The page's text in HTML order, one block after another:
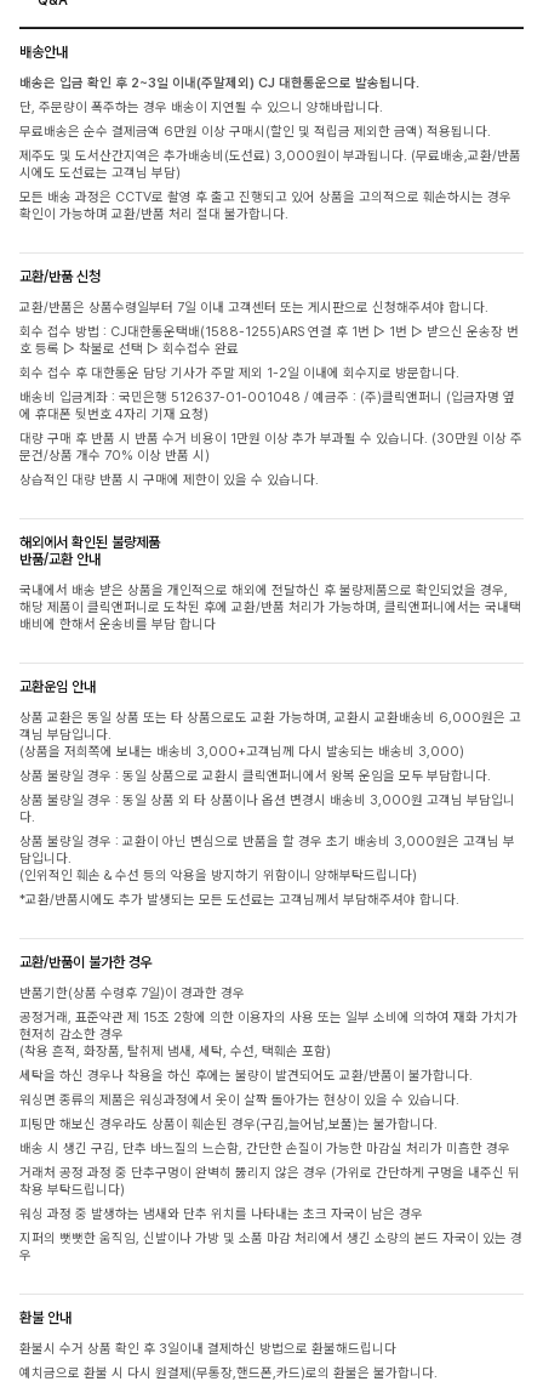
배송안내
배송은 입금 확인 후 2~3일 이내(주말제외) CJ 대한통운으로 발송됩니다.
단, 주문량이 폭주하는 경우 배송이 지연될 수 있으니 양해바랍니다.
무료배송은 순수 결제금액 6만원 이상 구매시(할인 및 적립금 제외한 금액) 적용됩니다.
제주도 및 도서산간지역은 추가배송비(도선료) 3,000원이 부과됩니다. (무료배송,교환/반품
시에도 도선료는 고객님 부담)
모든 배송 과정은 CCTV로 촬영 후 출고 진행되고 있어 상품을 고의적으로 훼손하시는 경우
확인이 가능하며 교환/반품 처리 절대 불가합니다.
교환/반품 신청
교환/반품은 상품수령일부터 7일 이내 고객센터 또는 게시판으로 신청해주셔야 합니다.
회수 접수 방법 : CJ대한통운택배(1588-1255)ARS 연결 후 1번 ▷ 1번 ▷ 받으신 운송장 번
호 등록 ▷ 착불로 선택 ▷ 회수접수 완료
회수 접수 후 대한통운 담당 기사가 주말 제외 1-2일 이내에 회수지로 방문합니다.
배송비 입금계좌 : 국민은행 512637-01-001048 / 예금주 : (주)클릭앤퍼니 (입금자명 옆
에 휴대폰 뒷번호 4자리 기재 요청)
대량 구매 후 반품 시 반품 수거 비용이 1만원 이상 추가 부과될 수 있습니다. (30만원 이상 주
문건/상품 개수 70% 이상 반품 시)
상습적인 대량 반품 시 구매에 제한이 있을 수 있습니다.
해외에서 확인된 불량제품
반품/교환 안내
국내에서 배송 받은 상품을 개인적으로 해외에 전달하신 후 불량제품으로 확인되었을 경우,
해당 제품이 클릭앤퍼니로 도착된 후에 교환/반품 처리가 가능하며, 클릭앤퍼니에서는 국내택
배비에 한해서 운송비를 부담 합니다
교환운임 안내
상품 교환은 동일 상품 또는 타 상품으로도 교환 가능하며, 교환시 교환배송비 6,000원은 고
객님 부담입니다.
(상품을 저희쪽에 보내는 배송비 3,000+고객님께 다시 발송되는 배송비 3,000)
상품 불량일 경우 : 동일 상품으로 교환시 클릭앤퍼니에서 왕복 운임을 모두 부담합니다.
상품 불량일 경우 : 동일 상품 외 타 상품이나 옵션 변경시 배송비 3,000원 고객님 부담입니
다.
상품 불량일 경우 : 교환이 아닌 변심으로 반품을 할 경우 초기 배송비 3,000원은 고객님 부
담입니다.
(인위적인 훼손 & 수선 등의 악용을 방지하기 위함이니 양해부탁드립니다)
*교환/반품시에도 추가 발생되는 모든 도선료는 고객님께서 부담해주셔야 합니다.
교환/반품이 불가한 경우
반품기한(상품 수령후 7일)이 경과한 경우
공정거래, 표준약관 제 15조 2항에 의한 이용자의 사용 또는 일부 소비에 의하여 재화 가치가
현저히 감소한 경우
(착용 흔적, 화장품, 탈취제 냄새, 세탁, 수선, 택훼손 포함)
세탁을 하신 경우나 착용을 하신 후에는 불량이 발견되어도 교환/반품이 불가합니다.
워싱면 종류의 제품은 워싱과정에서 옷이 살짝 돌아가는 현상이 있을 수 있습니다.
피팅만 해보신 경우라도 상품이 훼손된 경우(구김,늘어남,보풀)는 불가합니다.
배송 시 생긴 구김, 단추 바느질의 느슨함, 간단한 손질이 가능한 마감실 처리가 미흡한 경우
거래처 공정 과정 중 단추구멍이 완벽히 뚫리지 않은 경우 (가위로 간단하게 구멍을 내주신 뒤
착용 부탁드립니다)
워싱 과정 중 발생하는 냄새와 단추 위치를 나타내는 초크 자국이 남은 경우
지퍼의 뻣뻣한 움직임, 신발이나 가방 및 소품 마감 처리에서 생긴 소량의 본드 자국이 있는 경
우
환불 안내
환불시 수거 상품 확인 후 3일이내 결제하신 방법으로 환불해드립니다
예치금으로 환불 시 다시 원결제(무통장,핸드폰,카드)로의 환불은 불가합니다.